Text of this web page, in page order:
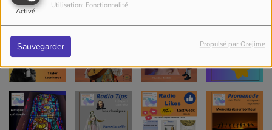
Activé
Utilisation: Fonctionnalité
Sauvegarder Propulsé par Orejime